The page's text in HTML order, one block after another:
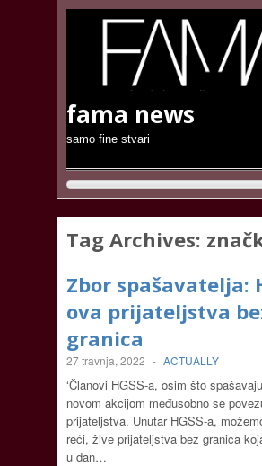
fama news
samo fine stvari
Tag Archives:
Zbor spašavatelja:
ova prijateljstva
granica
27 travnja, 2022 - ACTUALLY
‘Članovi HGSS-a, osim što
novom akcijom međusobno se
prijateljstva. Unutar HGSS-a,
reći, žive prijateljstva bez granica
u dan…